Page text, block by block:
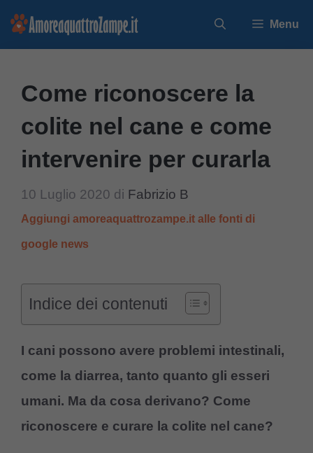
Vai
Menu
Come riconoscere la
colite nel cane e come
intervenire per curarla
10 Luglio 2020 di Fabrizio B
Aggiungi amoreaquattrozampe.it alle fonti di
google news
Indice dei contenuti
I cani possono avere problemi intestinali,
come la diarrea, tanto quanto gli esseri
umani. Ma da cosa derivano? Come
riconoscere e curare la colite nel cane?